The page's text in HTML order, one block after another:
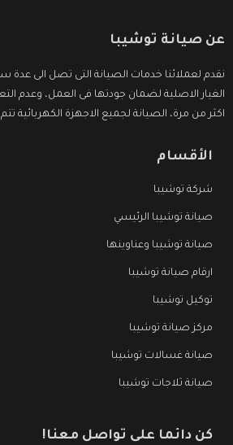
عن صيانة توشيبا
نقدم لعملائنا خدمات الصيانة التى تصل الى عدة
الغيار الاصلية لضمان جودتها فى العمل، وعدم
اكثر من مرة، الصيانة لجميع الاجهزة الكهربائية
الأقسام
شركة توشيبا
صيانة توشيبا الرئيسي
صيانة توشيبا وعناوينها
ارقام صيانة توشيبا
توكيل توشيبا
مركز صيانة توشيبا
صيانة غسالات توشيبا
صيانة ثلاجات توشيبا
كن دائما على تواصل معنا!